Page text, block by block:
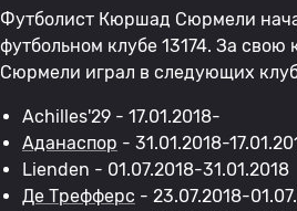
Футболист Кюршад Сюрмели
футбольном клубе 13174. За
Сюрмели играл в следующих
Achilles'29 - 17.01.2018-
Аданаспор - 31.01.2018-
Lienden - 01.07.2018-31.01.2018
Де Трефферс - 23.07.2018-